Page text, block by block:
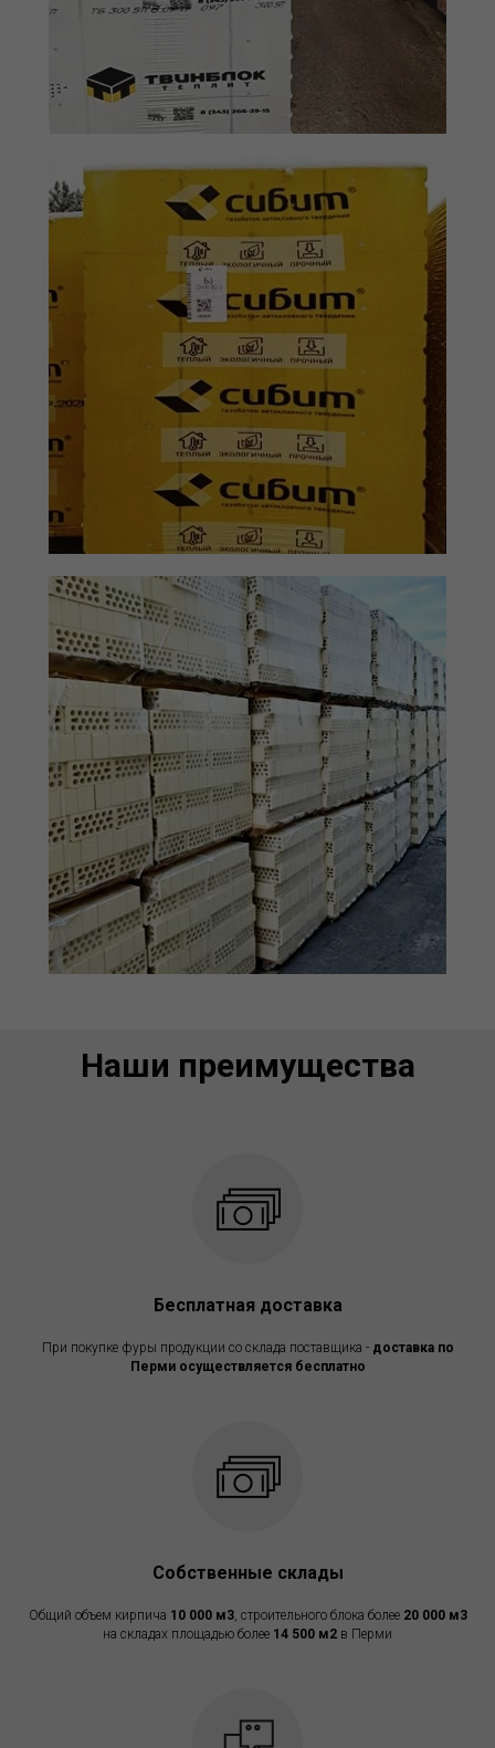
Наши преимущества
Бесплатная доставка
При покупке фуры продукции со склада поставщика - доставка по
Перми осуществляется бесплатно
Собственные склады
Общий объем кирпича 10 000 м3, строительного блока более 20 000 м3
на складах площадью более 14 500 м2 в Перми